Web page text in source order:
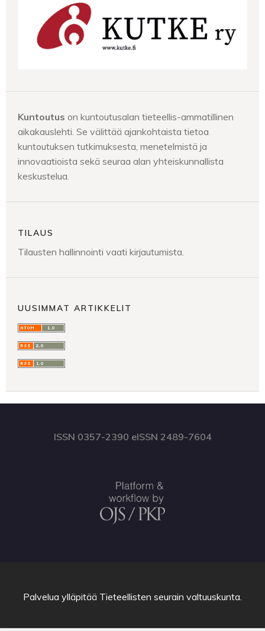
Kuntoutus on kuntoutusalan tieteellis-ammatillinen
aikakauslehti. Se välittää ajankohtaista tietoa
kuntoutuksen tutkimuksesta, menetelmistä ja
innovaatioista sekä seuraa alan yhteiskunnallista
keskustelua.
TILAUS
Tilausten hallinnointi vaati kirjautumista.
UUSIMMAT ARTIKKELIT
ISSN 0357-2390 eISSN 2489-7604
Palvelua ylläpitää Tieteellisten seurain valtuuskunta